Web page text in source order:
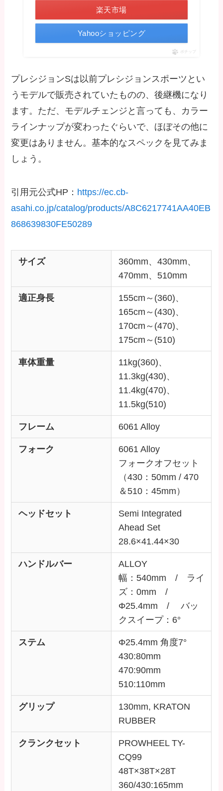
楽天市場
Yahooショッピング
ポチップ
プレシジョンSは以前プレシジョンスポーツとい
うモデルで販売されていたものの、後継機になり
ます。ただ、モデルチェンジと言っても、カラー
ラインナップが変わったぐらいで、ほぼその他に
変更はありません。基本的なスペックを見てみま
しょう。
引用元公式HP： https://ec.cb-
asahi.co.jp/catalog/products/A8C6217741AA40EB
868639830FE50289
サイズ
360mm、430mm、
470mm、510mm
適正身長
155cm～(360)、
165cm～(430)、
170cm～(470)、
175cm～(510)
車体重量
11kg(360)、
11.3kg(430)、
11.4kg(470)、
11.5kg(510)
フレーム 6061 Alloy
フォーク
6061 Alloy
フォークオフセット
（430：50mm / 470
＆510：45mm）
ヘッドセット
Semi Integrated
Ahead Set
28.6×41.44×30
ハンドルバー
ALLOY
幅：540mm / ライ
ズ：0mm /
Φ25.4mm / バッ
クスイープ：6°
ステム
Φ25.4mm 角度7°
430:80mm
470:90mm
510:110mm
グリップ
130mm, KRATON
RUBBER
クランクセット
PROWHEEL TY-
CQ99
48T×38T×28T
360/430:165mm